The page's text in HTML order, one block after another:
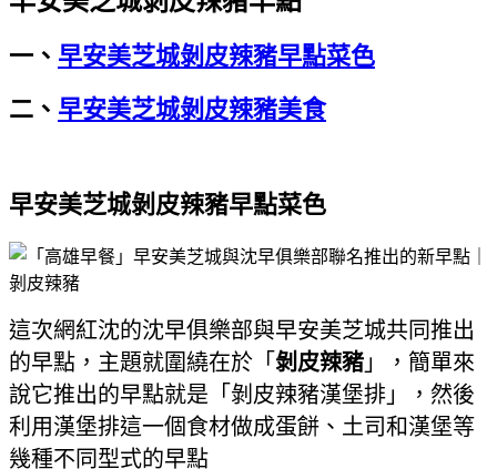
一、 早安美芝城剝皮辣豬早點菜色
二、 早安美芝城剝皮辣豬美食
早安美芝城剝皮辣豬早點菜色
這次網紅沈的沈早俱樂部與早安美芝城共同推出
的早點，主題就圍繞在於「 剝皮辣豬 」，簡單來
說它推出的早點就是「剝皮辣豬漢堡排」，然後
利用漢堡排這一個食材做成蛋餅、土司和漢堡等
幾種不同型式的早點